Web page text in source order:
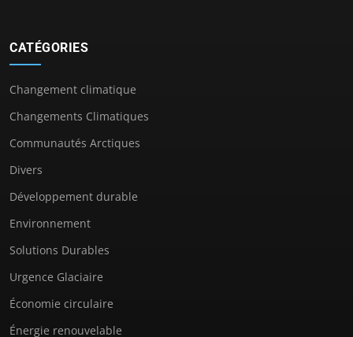
CATÉGORIES
Changement climatique
Changements Climatiques
Communautés Arctiques
Divers
Développement durable
Environnement
Solutions Durables
Urgence Glaciaire
Économie circulaire
Énergie renouvelable